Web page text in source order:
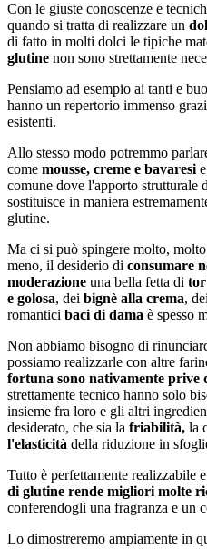
Con le giuste conoscenze e
quando si tratta di realizzare un
di fatto in molti dolci le tipiche
glutine non sono strettamente
Pensiamo ad esempio ai tanti e
hanno un repertorio immenso
esistenti.
Allo stesso modo potremmo
come mousse, creme e bavaresie
comune dove l'apporto strutturale
sostituisce in maniera
glutine.
Ma ci si può spingere molto,
meno, il desiderio di consumare
moderazione una bella fetta di
e golosa, dei bignè alla crema,
romantici baci di dama è spesso
Non abbiamo bisogno di
possiamo realizzarle con altre
fortuna sono nativamente prive
strettamente tecnico hanno solo
insieme fra loro e gli altri
desiderato, che sia la friabilità, la
l'elasticità della riduzione in
Tutto è perfettamente realizzabile
di glutine rende migliori molte
conferendogli una fragranza e un
Lo dimostreremo ampiamente in